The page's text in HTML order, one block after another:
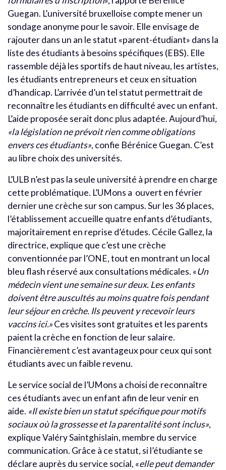
Guegan. L’université bruxelloise compte mener un
sondage anonyme pour le savoir. Elle envisage de
rajouter dans un an le statut «parent-étudiant» dans la
liste des étudiants à besoins spécifiques (EBS). Elle
rassemble déjà les sportifs de haut niveau, les artistes,
les étudiants entrepreneurs et ceux en situation
d’handicap. L’arrivée d’un tel statut permettrait de
reconnaître les étudiants en difficulté avec un enfant.
L’aide proposée serait donc plus adaptée. Aujourd’hui,
«la législation ne prévoit rien comme obligations
envers ces étudiants», confie Bérénice Guegan. C’est
au libre choix des universités.
L’ULB n’est pas la seule université à prendre en charge
cette problématique. L’UMons a ouvert en février
dernier une crèche sur son campus. Sur les 36 places,
l’établissement accueille quatre enfants d’étudiants,
majoritairement en reprise d’études. Cécile Gallez, la
directrice, explique que c’est une crèche
conventionnée par l’ONE, tout en montrant un local
bleu flash réservé aux consultations médicales. «Un
médecin vient une semaine sur deux. Les enfants
doivent être auscultés au moins quatre fois pendant
leur séjour en crèche. Ils peuvent y recevoir leurs
vaccins ici.»Ces visites sont gratuites et les parents
paient la crèche en fonction de leur salaire.
Financièrement c’est avantageux pour ceux qui sont
étudiants avec un faible revenu.
Le service social de l’UMons a choisi de reconnaître
ces étudiants avec un enfant afin de leur venir en
aide. «Il existe bien un statut spécifique pour motifs
sociaux où la grossesse et la parentalité sont inclus»,
explique Valéry Saintghislain, membre du service
communication. Grâce à ce statut, si l’étudiante se
déclare auprès du service social, «elle peut demander